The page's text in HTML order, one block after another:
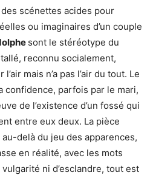
scénettes acides pour
ou imaginaires d’un couple
sont le stéréotype du
reconnu socialement,
mais n’a pas l’air du tout. Le
confidence, parfois par le mari,
de l’existence d’un fossé qui
entre eux deux. La pièce
delà du jeu des apparences,
en réalité, avec les mots
vulgarité ni d’esclandre, tout est